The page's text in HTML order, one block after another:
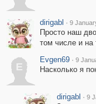
dirigabl · 9
Просто наш
том числе и на
E
Evgen69 · 9
Насколько я
dirigabl · 9